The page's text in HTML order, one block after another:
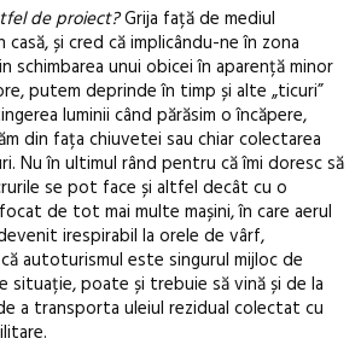
de proiect?Grija față de mediul
și cred că implicându-ne în zona
unui obicei în aparență minor
putem deprinde în timp și alte „ticuri”
luminii când părăsim o încăpere,
din fața chiuvetei sau chiar colectarea
Nu în ultimul rând pentru că îmi doresc să
se pot face și altfel decât cu o
de tot mai multe mașini, în care aerul
irespirabil la orele de vârf,
autoturismul este singurul mijloc de
situație, poate și trebuie să vină și de la
a transporta uleiul rezidual colectat cu